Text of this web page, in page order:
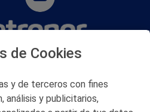
Edificio Muñatones,
Petronor S.A.
de Cookies
y de terceros con fines
análisis y publicitarios,